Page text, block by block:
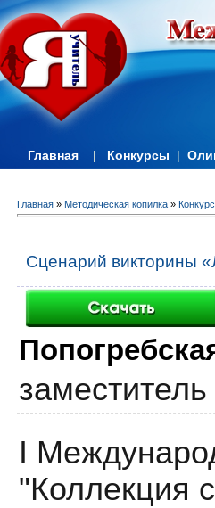
Главная | Конкурсы |
Главная » Методическая копилка »
Сценарий викторины
I
"Коллекция